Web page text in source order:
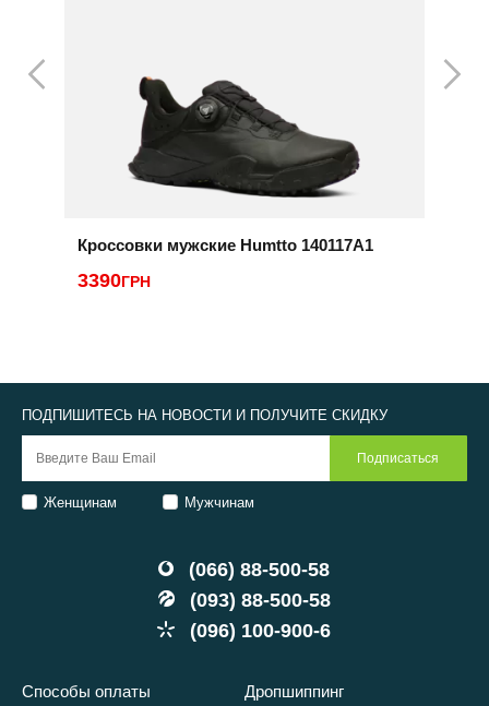
Кроссовки мужские Humtto 140117A1
3390ГРН
(066) 88-500-58
(093) 88-500-58
(096) 100-900-6
Способы оплаты Дропшиппинг
ПОДПИШИТЕСЬ НА НОВОСТИ И ПОЛУЧИТЕ СКИДКУ
Женщинам Мужчинам